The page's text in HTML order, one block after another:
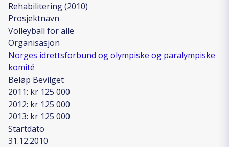
Rehabilitering (2010)
Prosjektnavn
Volleyball for alle
Organisasjon
Norges idrettsforbund og olympiske og paralympiske
komité
Beløp Bevilget
2011: kr 125 000
2012: kr 125 000
2013: kr 125 000
Startdato
31.12.2010